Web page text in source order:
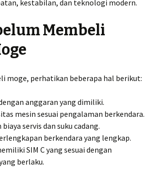
kestabilan, dan teknologi modern.
Membeli
moge, perhatikan beberapa hal berikut:
anggaran yang dimiliki.
mesin sesuai pengalaman berkendara.
servis dan suku cadang.
berkendara yang lengkap.
SIM C yang sesuai dengan
berlaku.